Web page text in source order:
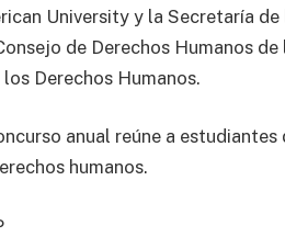
University y la Secretaría
de Derechos Humanos
los Derechos Humanos.
anual reúne a
humanos.